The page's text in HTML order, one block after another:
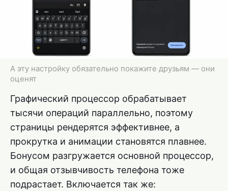
А эту настройку обязательно покажите друзьям — они
оценят
Графический процессор обрабатывает
тысячи операций параллельно, поэтому
страницы рендерятся эффективнее, а
прокрутка и анимации становятся плавнее.
Бонусом разгружается основной процессор,
и общая отзывчивость телефона тоже
подрастает. Включается так же: